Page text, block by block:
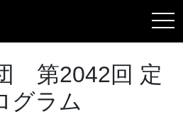
第2042回 定
グラム